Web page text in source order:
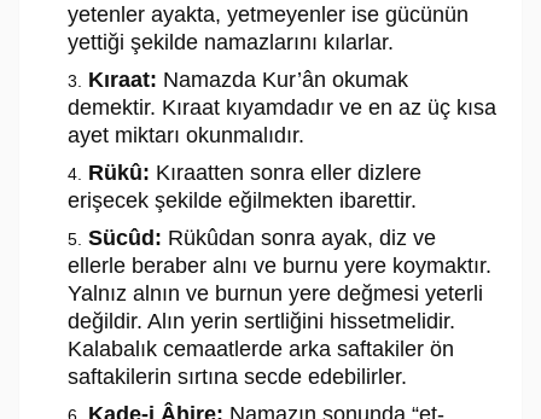
yetenler ayakta, yetmeyenler ise gücünün
yettiği şekilde namazlarını kılarlar.
Kıraat: Namazda Kur’ân okumak
demektir. Kıraat kıyamdadır ve en az üç kısa
ayet miktarı okunmalıdır.
Rükû: Kıraatten sonra eller dizlere
erişecek şekilde eğilmekten ibarettir.
Sücûd: Rükûdan sonra ayak, diz ve
ellerle beraber alnı ve burnu yere koymaktır.
Yalnız alnın ve burnun yere değmesi yeterli
değildir. Alın yerin sertliğini hissetmelidir.
Kalabalık cemaatlerde arka saftakiler ön
saftakilerin sırtına secde edebilirler.
Kade-i Âhire: Namazın sonunda “et-